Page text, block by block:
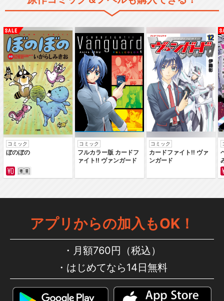
コミック
ぼのぼの
コミック
フルカラー版 カードフ
ァイト‼ ヴァンガード
コミック
カードファイト‼ ヴァ
ンガード
アプリからの加入もOK！
月額760円（税込）
はじめてなら14日無料